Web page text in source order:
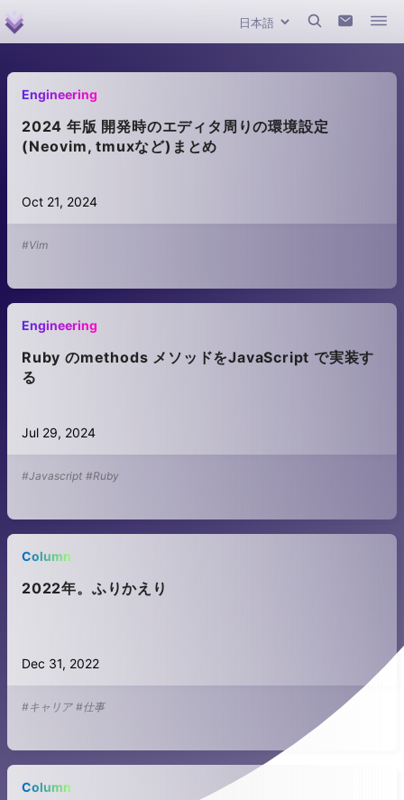
Engineering
2024 年版 開発時のエディタ周りの環境設定
(Neovim, tmuxなど)まとめ
Oct 21, 2024
#Vim
Engineering
Ruby のmethods メソッドをJavaScript で実装す
る
Jul 29, 2024
#Javascript #Ruby
Column
2022年。ふりかえり
Dec 31, 2022
#キャリア #仕事
Column